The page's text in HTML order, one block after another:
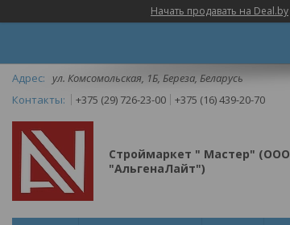
Начать продавать на Deal.by
ул. Комсомольская, 1Б, Береза, Беларусь
+375 (29) 726-23-00
+375 (16) 439-20-70
Строймаркет " Мастер" (ООО
"АльгенаЛайт")